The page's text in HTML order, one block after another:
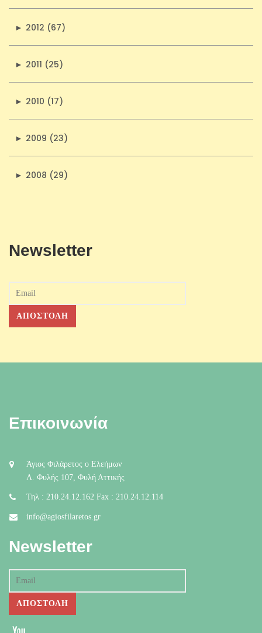
► 2012 (67)
► 2011 (25)
► 2010 (17)
► 2009 (23)
► 2008 (29)
Newsletter
Επικοινωνία
Άγιος Φιλάρετος ο Ελεήμων
Λ. Φυλής 107, Φυλή Αττικής
Τηλ : 210.24.12.162 Fax : 210.24.12.114
info@agiosfilaretos.gr
Newsletter